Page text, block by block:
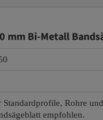
mm Bi-Metall
Standardprofile, Rohre
empfohlen.